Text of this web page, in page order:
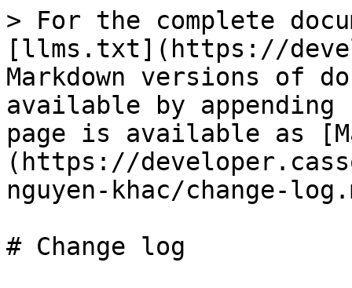
> For the complete
[llms.txt](https://
Markdown versions of
available by
page is available as
(https://
nguyen-khac/change-
# Change log